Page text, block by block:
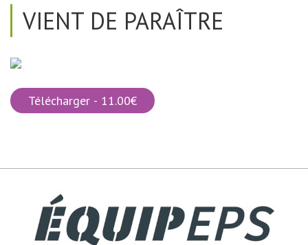
VIENT DE PARAÎTRE
Télécharger - 11.00€